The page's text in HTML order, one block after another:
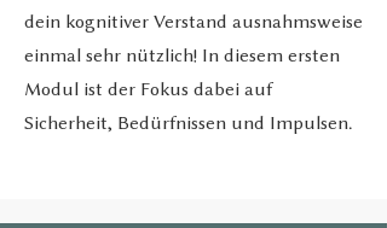
dein kognitiver Verstand ausnahmsweise
einmal sehr nützlich! In diesem ersten
Modul ist der Fokus dabei auf
Sicherheit, Bedürfnissen und Impulsen.